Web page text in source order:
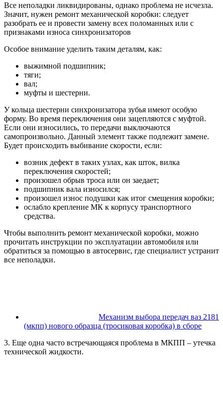
Все неполадки ликвидированы, однако проблема не исчезла.
Значит, нужен ремонт механической коробки: следует
разобрать ее и провести замену всех поломанных или с
признаками износа синхронизаторов
Особое внимание уделить таким деталям, как:
выжимной подшипник;
тяги;
вал;
муфты и шестерни.
У кольца шестерни синхронизатора зубья имеют особую
форму. Во время переключения они зацепляются с муфтой.
Если они износились, то передачи выключаются
самопроизвольно. Данный элемент также подлежит замене.
Будет происходить выбивание скорости, если:
возник дефект в таких узлах, как шток, вилка
переключения скоростей;
произошел обрыв троса или он заедает;
подшипник вала износился;
произошел износ подушки как итог смещения коробки;
ослабло крепление МК к корпусу транспортного
средства.
Чтобы выполнить ремонт механической коробки, можно
прочитать инструкции по эксплуатации автомобиля или
обратиться за помощью в автосервис, где специалист устранит
все неполадки.
Механизм выбора передач ваз 2181
(мкпп) нового образца (тросиковая коробка) в сборе
3. Еще одна часто встречающаяся проблема в МКПП – утечка
технической жидкости.